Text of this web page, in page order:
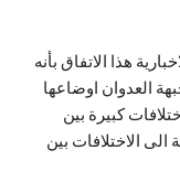
هذا الاتفاق بأنه
العدوان اوضاعها
كبيرة بين
الى الاختلافات بين